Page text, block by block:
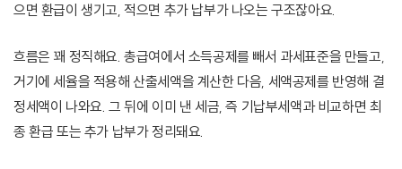
으면 환급이 생기고, 적으면 추가 납부가 나오는 구조잖아요.
흐름은 꽤 정직해요. 총급여에서 소득공제를 빼서 과세표준을 만들고,
거기에 세율을 적용해 산출세액을 계산한 다음, 세액공제를 반영해 결
정세액이 나와요. 그 뒤에 이미 낸 세금, 즉 기납부세액과 비교하면 최
종 환급 또는 추가 납부가 정리돼요.